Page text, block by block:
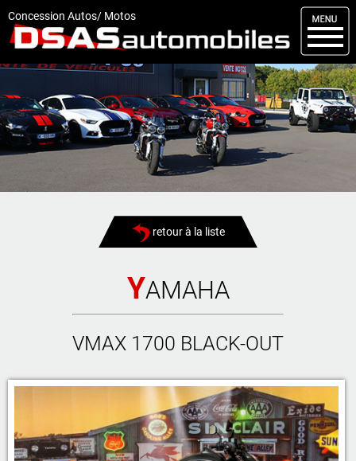
Concession Autos/ Motos
Menu
DSAS
Kit carrosserie
Nos occasions
Nos services
Comment réserver
Articles
Livraisons
Contact
05 46 59 19 28
07 71 24 14 00
07 71 23 70 00
06 81 17 30 67
retour à la liste
YAMAHA
VMAX 1700 BLACK-OUT